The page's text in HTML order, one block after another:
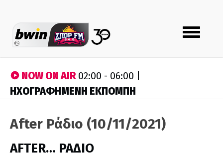
Toggle
navigation
NOW ON AIR02:00 - 06:00 |
ΗΧΟΓΡΑΦΗΜΕΝΗ ΕΚΠΟΜΠΗ
After Ράδιο (10/11/2021)
AFTER… ΡΑΔΙΟ